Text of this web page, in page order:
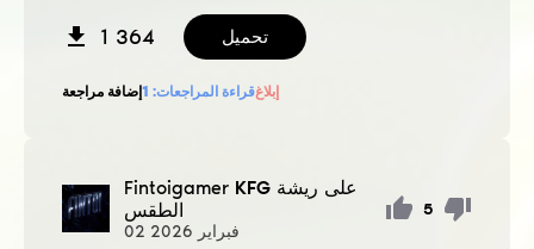
1 364 تحميل
إضافة مراجعة قراءة المراجعات: 1 إبلاغ
Fintoigamer KFG على ريشة
الطقس
02 فبراير
5